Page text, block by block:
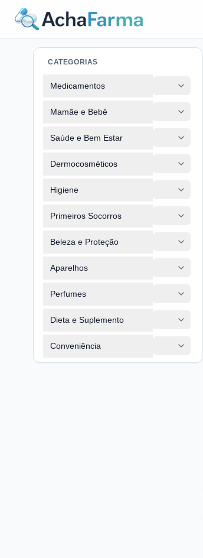
CATEGORIAS
Medicamentos
Mamãe e Bebê
Saúde e Bem Estar
Dermocosméticos
Higiene
Primeiros Socorros
Beleza e Proteção
Aparelhos
Perfumes
Dieta e Suplemento
Conveniência